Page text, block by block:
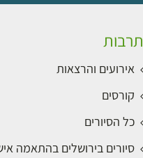
תרבות
אירועים והרצאות
קורסים
כל הסיורים
סיורים בירושלים בהתאמה